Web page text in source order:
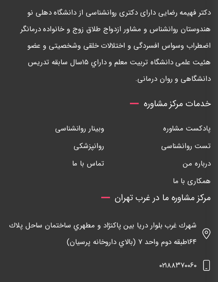
دكتر فهيمه رضايی دارای دكتری روانشناسی از دانشگاه دهلی نو
هندوستان روانشناس و مشاور ازدواج طلاق زوج و خانواده درمانگر
اضطراب وسواس افسردگی و اختلالات خلقی وشخصيتی و عضو
هئيت علمی دانشگاه تربيت معلم و داراي ١٥سال سابقه تدريس
دانشگاهی و روان درمانی.
خدمات مرکز مشاوره
پادکست مشاوره
وبینار روانشناسی
تست روانشناسی
روانپزشکی
درباره من
تماس با ما
همکاری با ما
مرکز مشاوره ما در غرب تهران
شهرك غرب بلوار دريا بين پاكنژاد و مطهري ساختمان ساحل پلاك
١٦٤طبقه دوم واحد ٧ (بالاي داروخانه پرسيان)
٠٢١٨٨٣٧٠٠٦٠